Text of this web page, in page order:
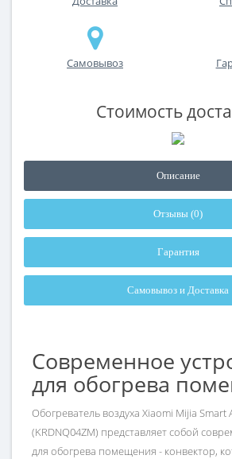
Самовывоз
Стоимость
Описание
Отзывы (0)
Гарантия
Самовывоз и Доставка
Современное
для обогрева
Обогреватель воздуха Xiaomi Mijia Smart
(KRDNQ04ZM) представляет собой
для обогрева помещения - конвектор,